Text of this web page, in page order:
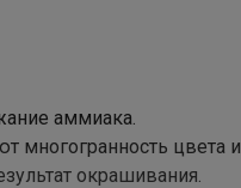
аммиака.
многогранность цвета и
окрашивания.